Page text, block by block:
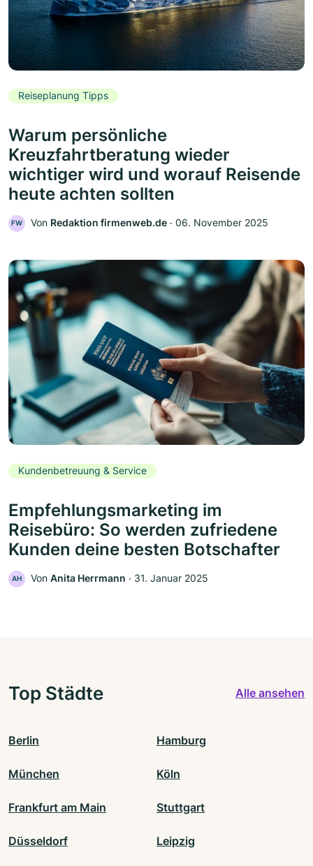
Reiseplanung Tipps
Warum persönliche
Kreuzfahrtberatung wieder
wichtiger wird und worauf Reisende
heute achten sollten
FW Von Redaktion firmenweb.de ‧ 06. November 2025
Kundenbetreuung & Service
Empfehlungsmarketing im
Reisebüro: So werden zufriedene
Kunden deine besten Botschafter
AH Von Anita Herrmann ‧ 31. Januar 2025
Top Städte Alle ansehen
Berlin Hamburg
München Köln
Frankfurt am Main Stuttgart
Düsseldorf Leipzig